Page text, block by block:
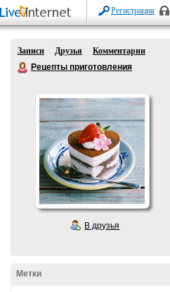
Регистрация
Записи Друзья
Комментарии
Рецепты приготовления
В друзья
Метки